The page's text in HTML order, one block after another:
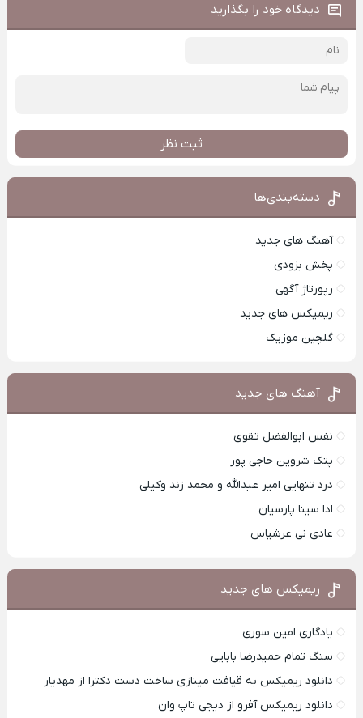
دیدگاه خود را بگذارید
ثبت نظر
دسته‌بندی‌ها
آهنگ های جدید
پخش بزودی
رپورتاژ آگهی
ریمیکس های جدید
گلچین موزیک
آهنگ های جدید
نفس ابوالفضل تقوی
پتک شروین حاجی پور
درد تنهایی امیر عبدالله و محمد زند وکیلی
ادا سینا پارسیان
عادی نی عرشیاس
ریمیکس های جدید
یادگاری امین سوری
سنگ تمام حمیدرضا بابایی
دانلود ریمیکس به قیافت مینازی ساخت دست دکترا از مهدیار
دانلود ریمیکس آفرو از ديجی تاپ وان